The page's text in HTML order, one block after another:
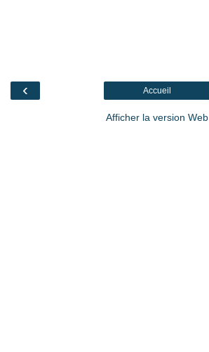
‹ Accueil
Afficher la version Web